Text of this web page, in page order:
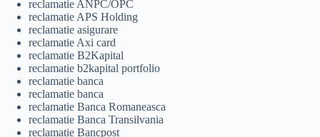
reclamatie ANPC/OPC
reclamatie APS Holding
reclamatie asigurare
reclamatie Axi card
reclamatie B2Kapital
reclamatie b2kapital portfolio
reclamatie banca
reclamatie banca
reclamatie Banca Romaneasca
reclamatie Banca Transilvania
reclamatie Bancpost